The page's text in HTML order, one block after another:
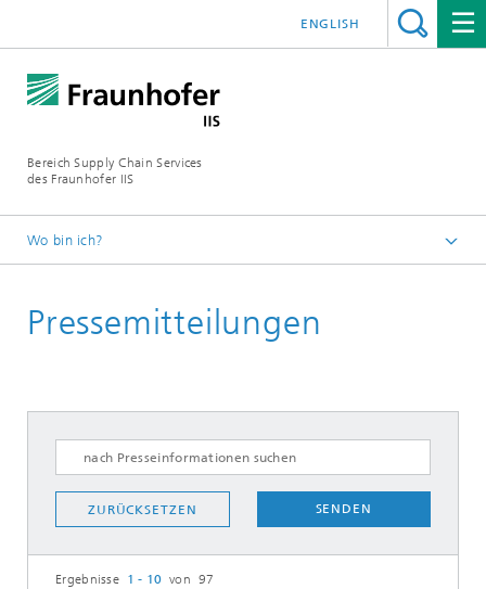
Bereich Supply Chain Services
des Fraunhofer IIS
ENGLISH
Wo bin ich?
Pressemitteilungen
ZURÜCKSETZEN SENDEN
Ergebnisse 1 - 10 von 97